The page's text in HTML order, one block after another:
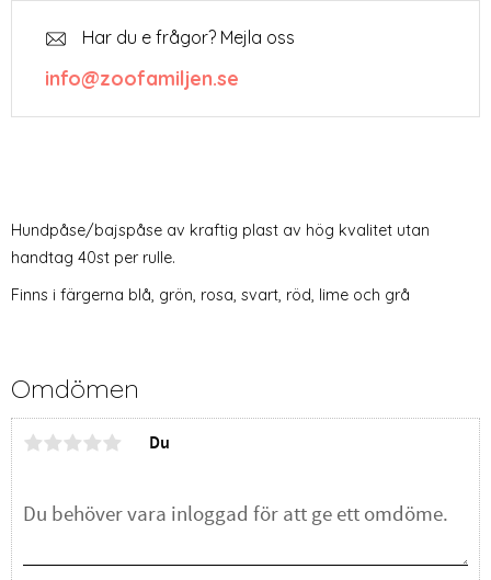
Har du e frågor? Mejla oss
info@zoofamiljen.se
Hundpåse/bajspåse av kraftig plast av hög kvalitet utan
handtag 40st per rulle.
Finns i färgerna blå, grön, rosa, svart, röd, lime och grå
Omdömen
Du